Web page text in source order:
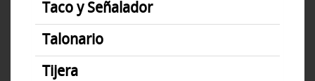
Taco y Señalador
Talonario
Tijera